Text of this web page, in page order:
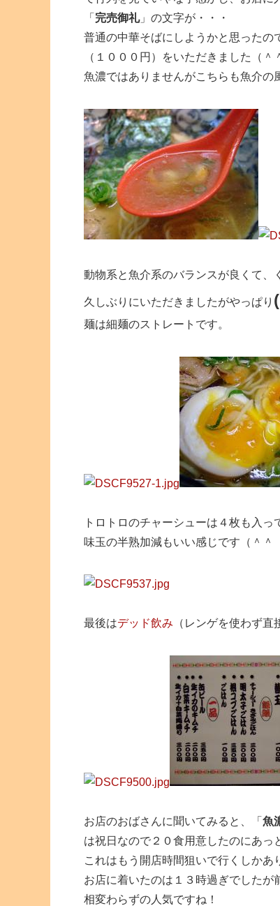
「 完売御礼」の文字が・・・
普通の中華そばにしようかと思ったの
（１０００円）をいただきました（＾
魚濃ではありませんがこちらも魚介の
動物系と魚介系のバランスが良くて、
久しぶりにいただきましたがやっぱり
麺は細麺のストレートです。
トロトロのチャーシューは４枚も入っ
味玉の半熟加減もいい感じです（＾＾
最後はデッド飲み （レンゲを使わず
お店のおばさんに聞いてみると、「 魚
は祝日なので２０食用意したのにあっ
これはもう開店時間狙いで行くしかあ
お店に着いたのは１３時過ぎでしたが
相変わらずの人気ですね！